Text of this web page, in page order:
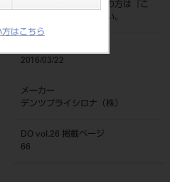
方はこちら
ネット会員登録がまだの方は『
こ
』より登録ください。
2016/03/22
メーカー
デンツプライシロナ（株）
DO vol.26 掲載ページ
66